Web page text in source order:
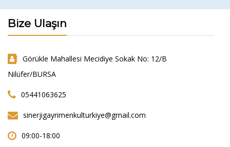
Bize Ulaşın
Görükle Mahallesi Mecidiye Sokak No: 12/B
Nilüfer/BURSA
05441063625
sinerjigayrimenkulturkiye@gmail.com
09:00-18:00